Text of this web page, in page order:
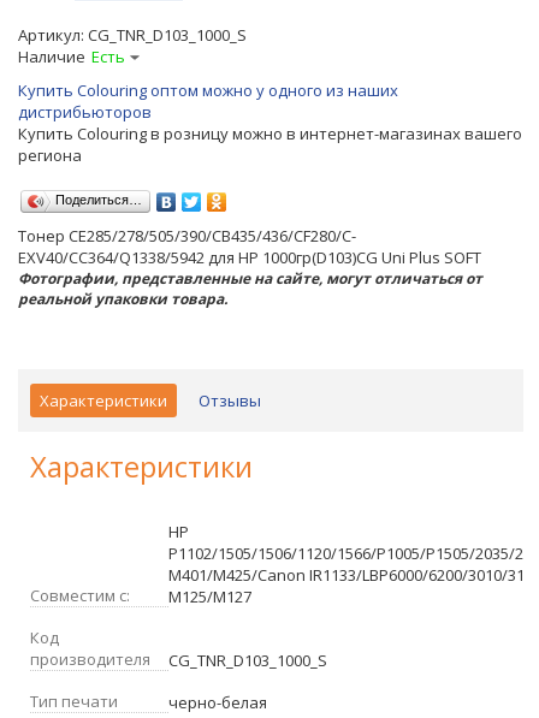
Артикул: CG_TNR_D103_1000_S
Наличие Есть
Купить Colouring оптом можно у одного из наших
дистрибьюторов
Купить Colouring в розницу можно в интернет-магазинах вашего
региона
Поделиться…
Тонер CE285/278/505/390/CB435/436/CF280/C-
EXV40/CC364/Q1338/5942 для HP 1000гр(D103)CG Uni Plus SOFT
Фотографии, представленные на сайте, могут отличаться от
реальной упаковки товара.
Характеристики Отзывы
Характеристики
Совместим с:
HP
P1102/1505/1506/1120/1566/P1005/P1505/2035/
M401/M425/Canon IR1133/LBP6000/6200/3010/
M125/M127
Код
производителя
CG_TNR_D103_1000_S
Тип печати
черно-белая